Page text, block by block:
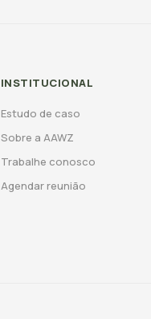
INSTITUCIONAL
Estudo de caso
Sobre a AAWZ
Trabalhe conosco
Agendar reunião